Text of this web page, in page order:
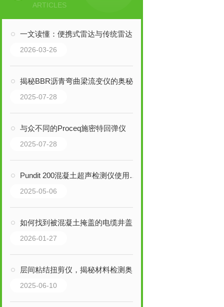
ARTICLES
一文读懂：便携式雷达与传统雷达的区别及应用场景
2026-03-26
揭秘BBR沥青弯曲梁流变仪的奥秘
2025-07-28
与众不同的Proceq施密特回弹仪
2025-07-28
Pundit 200混凝土超声检测仪使用注意细节
2025-05-06
如何找到被混凝土掩盖的电缆井盖？
2026-01-27
层间粘结扭剪仪，揭秘材料检测奥秘！
2025-06-10